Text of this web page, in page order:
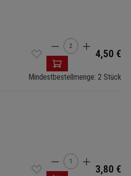
Produkt Anzahl:
4,50 €
Mindestbestellmenge: 2 Stück
Produkt Anzahl:
3,80 €